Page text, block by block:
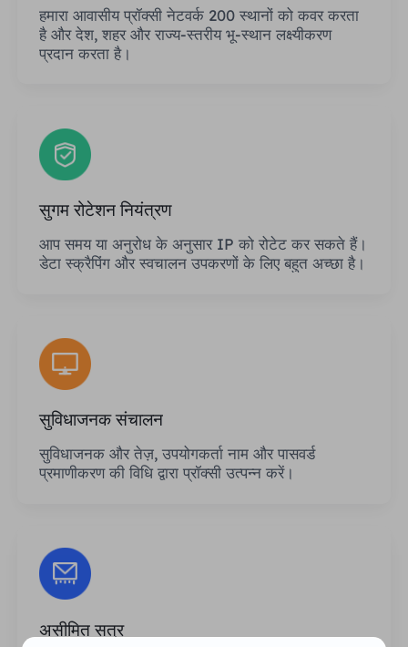
हमारा आवासीय प्रॉक्सी नेटवर्क 200 स्थानों को कवर करता
है और देश, शहर और राज्य-स्तरीय भू-स्थान लक्ष्यीकरण
प्रदान करता है।
सुगम रोटेशन नियंत्रण
आप समय या अनुरोध के अनुसार IP को रोटेट कर सकते हैं।
डेटा स्क्रैपिंग और स्वचालन उपकरणों के लिए बहुत अच्छा है।
सुविधाजनक संचालन
सुविधाजनक और तेज़, उपयोगकर्ता नाम और पासवर्ड
प्रमाणीकरण की विधि द्वारा प्रॉक्सी उत्पन्न करें।
असीमित सत्र